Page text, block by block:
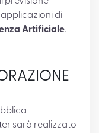
di
Artificiale.
sarà realizzato